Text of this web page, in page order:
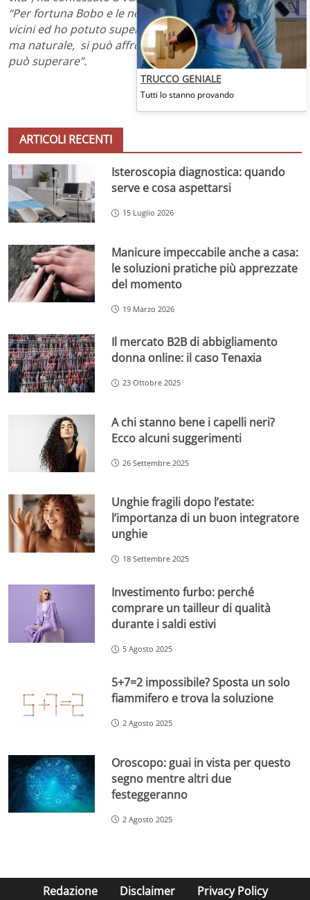
“Per fortuna Bobo e le nostre famiglie mi stati molto
vicini ed ho potuto superare il lutto. E’ una cosa terribile
ma naturale, si può affrontare. E’ difficilissimo, ma si
può superare”.
ARTICOLI RECENTI
Isteroscopia diagnostica: quando
serve e cosa aspettarsi
15 Luglio 2026
Manicure impeccabile anche a casa:
le soluzioni pratiche più apprezzate
del momento
19 Marzo 2026
Il mercato B2B di abbigliamento
donna online: il caso Tenaxia
23 Ottobre 2025
A chi stanno bene i capelli neri?
Ecco alcuni suggerimenti
26 Settembre 2025
Unghie fragili dopo l’estate:
l’importanza di un buon integratore
unghie
18 Settembre 2025
Investimento furbo: perché
comprare un tailleur di qualità
durante i saldi estivi
5 Agosto 2025
5+7=2 impossibile? Sposta un solo
fiammifero e trova la soluzione
2 Agosto 2025
Oroscopo: guai in vista per questo
segno mentre altri due
festeggeranno
2 Agosto 2025
Redazione Disclaimer Privacy Policy
TRUCCO GENIALE
Tutti lo stanno provando